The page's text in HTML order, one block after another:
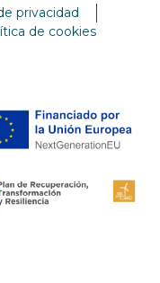
privacidad
de cookies